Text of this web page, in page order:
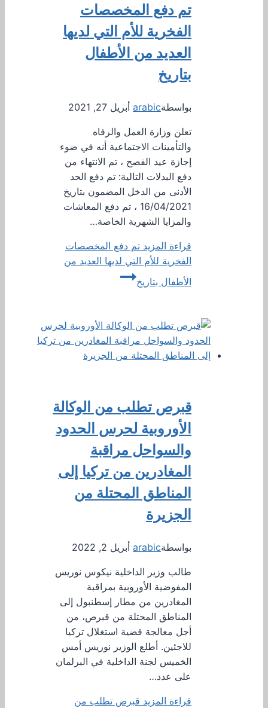
تم دفع المخصصات
الفخرية للأم التي لديها
العديد من الأطفال
بتاريخ
بواسطةarabic أبريل 27, 2021
تعلن وزارة العمل والرفاه
والتأمينات الاجتماعية أنه في ضوء
إجازة عيد الفصح ، تم الانتهاء من
دفع البدلات التالية: تم دفع الحد
الأدنى من الدخل المضمون بتاريخ
16/04/2021 ، تم دفع المعاشات
والمزايا الشهرية الخاصة…
قراءة المزيد تم دفع المخصصات
الفخرية للأم التي لديها العديد من
الأطفال بتاريخ
قبرص تطلب من الوكالة
الأوروبية لحرس الحدود
والسواحل مراقبة
المغادرين من تركيا إلى
المناطق المحتلة من
الجزيرة
بواسطةarabic أبريل 2, 2022
طالب وزير الداخلية نيكوس نوريس
المفوضية الأوروبية بمراقبة
المغادرين من مطار إسطنبول إلى
المناطق المحتلة من قبرص، من
أجل معالجة قضية استغلال تركيا
للاجئين. أطلع الوزير نوريس أمس
الخميس لجنة الداخلية في البرلمان
على عدد…
قراءة المزيد قبرص تطلب من